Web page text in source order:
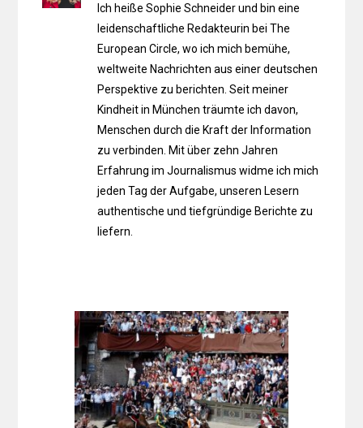
Ich heiße Sophie Schneider und bin eine
leidenschaftliche Redakteurin bei The
European Circle, wo ich mich bemühe,
weltweite Nachrichten aus einer deutschen
Perspektive zu berichten. Seit meiner
Kindheit in München träumte ich davon,
Menschen durch die Kraft der Information
zu verbinden. Mit über zehn Jahren
Erfahrung im Journalismus widme ich mich
jeden Tag der Aufgabe, unseren Lesern
authentische und tiefgründige Berichte zu
liefern.